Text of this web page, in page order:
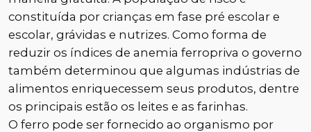
constituída por crianças em fase pré escolar e
escolar, grávidas e nutrizes. Como forma de
reduzir os índices de anemia ferropriva o governo
também determinou que algumas indústrias de
alimentos enriquecessem seus produtos, dentre
os principais estão os leites e as farinhas.
O ferro pode ser fornecido ao organismo por